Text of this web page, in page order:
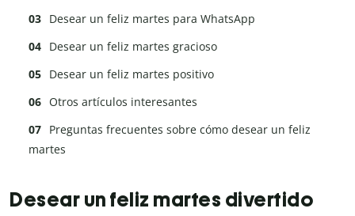
Desear un feliz martes para WhatsApp
Desear un feliz martes gracioso
Desear un feliz martes positivo
Otros artículos interesantes
Preguntas frecuentes sobre cómo desear un feliz
martes
Desear un feliz martes divertido